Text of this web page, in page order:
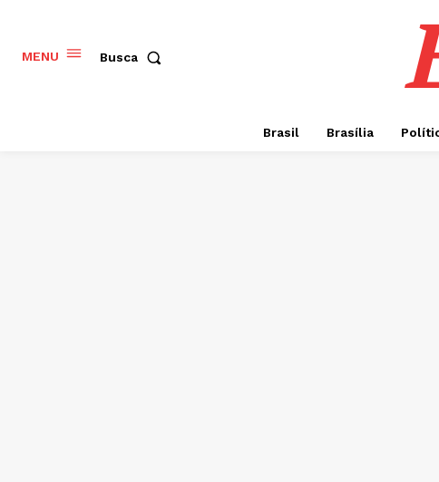
MENU Busca
Brasil Brasília